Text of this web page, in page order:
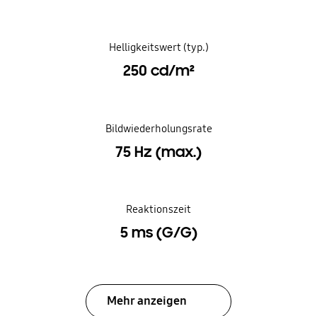
Helligkeitswert (typ.)
250 cd/m²
Bildwiederholungsrate
75 Hz (max.)
Reaktionszeit
5 ms (G/G)
Mehr anzeigen